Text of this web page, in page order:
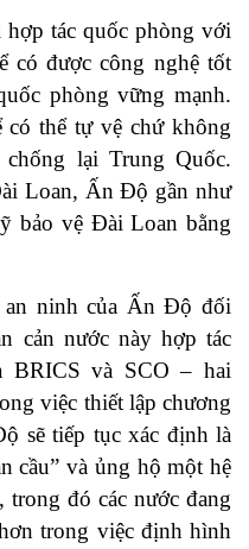
tác quốc phòng với
có được công nghệ tốt
phòng vững mạnh.
thể tự vệ chứ không
lại Trung Quốc.
Loan, Ấn Độ gần như
bảo vệ Đài Loan bằng
an ninh của Ấn Độ đối
cản nước này hợp tác
BRICS và SCO – hai
việc thiết lập chương
sẽ tiếp tục xác định là
cầu” và ủng hộ một hệ
đó các nước đang
trong việc định hình